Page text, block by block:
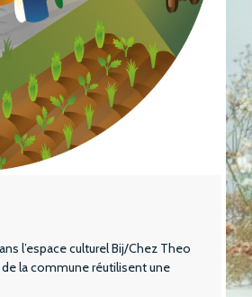
l’espace culturel Bij/Chez Theo
de la commune réutilisent une